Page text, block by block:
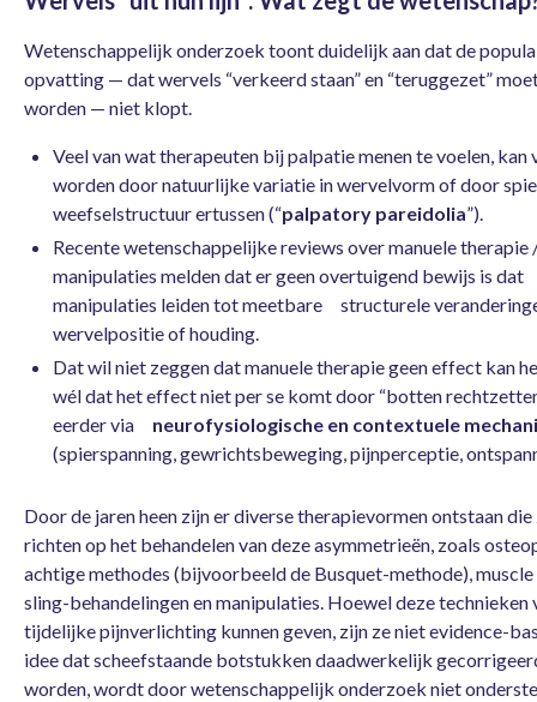
Wetenschappelijk onderzoek toont duidelijk aan dat de
opvatting — dat wervels “verkeerd staan” en “teruggezet”
worden — niet klopt.
Veel van wat therapeuten bij palpatie menen te voelen, kan
worden door natuurlijke variatie in wervelvorm of door
weefselstructuur ertussen (“palpatory pareidolia”).
Recente wetenschappelijke reviews over manuele therapie
manipulaties melden dat er geen overtuigend bewijs is dat
manipulaties leiden tot meetbare structurele
wervelpositie of houding.
Dat wil niet zeggen dat manuele therapie geen effect kan
wél dat het effect niet per se komt door “botten
eerder via neurofysiologische en contextuele
(spierspanning, gewrichtsbeweging, pijnperceptie,
Door de jaren heen zijn er diverse therapievormen ontstaan die
richten op het behandelen van deze asymmetrieën, zoals
achtige methodes (bijvoorbeeld de Busquet-methode),
sling-behandelingen en manipulaties. Hoewel deze technieken
tijdelijke pijnverlichting kunnen geven, zijn ze niet evidence-
idee dat scheefstaande botstukken daadwerkelijk
worden, wordt door wetenschappelijk onderzoek niet